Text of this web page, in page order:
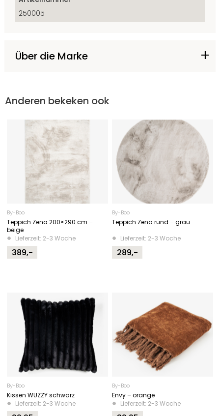
250005
Über die Marke
Anderen bekeken ook
By-Boo
Teppich Zena 200×290 cm –
beige
Lieferzeit: 2-3 Woche
389,-
By-Boo
Teppich Zena rund – grau
Lieferzeit: 2-3 Woche
289,-
By-Boo
Kissen WUZZY schwarz
Lieferzeit: 2-3 Woche
By-Boo
Envy – orange
Lieferzeit: 2-3 Woche